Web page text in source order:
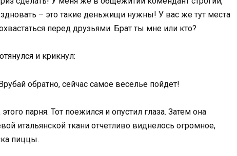
– это такие деньжищи нужны! У вас же тут места
перед друзьями. Брат ты мне или кто?
и крикнул:
обратно, сейчас самое веселье пойдет!
парня. Тот поежился и опустил глаза. Затем она
итальянской ткани отчетливо виднелось огромное,
пиццы.